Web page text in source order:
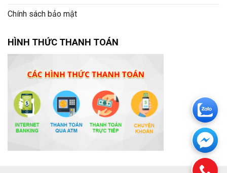
Chính sách bảo mật
HÌNH THỨC THANH TOÁN